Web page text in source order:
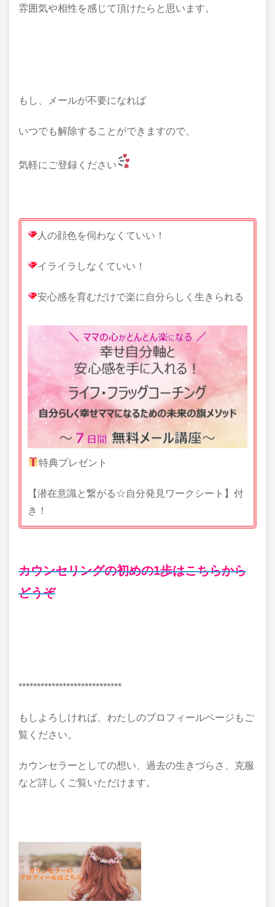
雰囲気や相性を感じて頂けたらと思います。
もし、メールが不要になれば
いつでも解除することができますので、
気軽にご登録ください
人の顔色を伺わなくていい！
イライラしなくていい！
安心感を育むだけで楽に自分らしく生きられる
特典プレゼント
【潜在意識と繋がる☆自分発見ワークシート】付
き！
カウンセリングの初めの1歩はこちらから
どうぞ
****************************
もしよろしければ、わたしのプロフィールページもご
覧ください。
カウンセラーとしての想い、過去の生きづらさ、克服
など詳しくご覧いただけます。